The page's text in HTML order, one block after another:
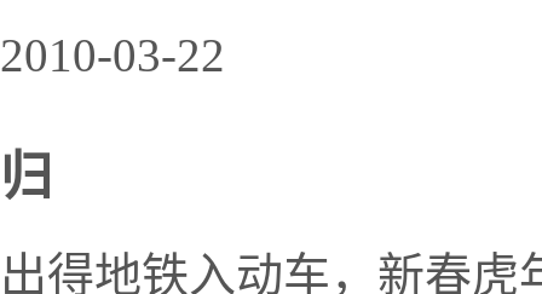
2010-03-22
归
出得地铁入动车，新春